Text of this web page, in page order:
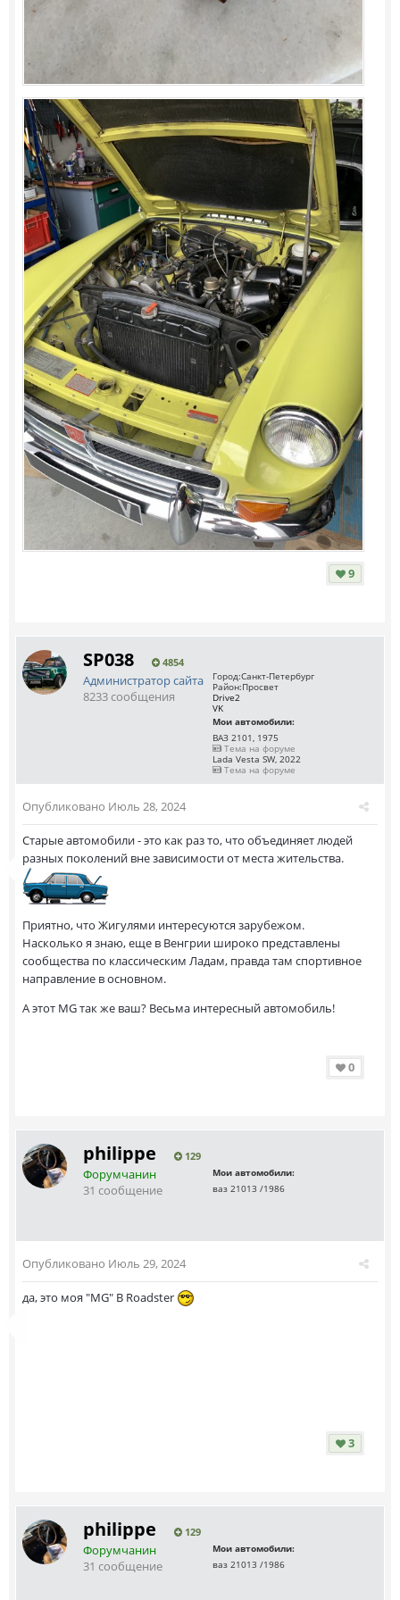
9
SP038 4854
Администратор сайта
8233 сообщения
Город:Санкт-Петербург
Район:Просвет
Drive2
VK
Мои автомобили:
ВАЗ 2101, 1975
Тема на форуме
Lada Vesta SW, 2022
Тема на форуме
Опубликовано Июль 28, 2024
Старые автомобили - это как раз то, что объединяет людей
разных поколений вне зависимости от места жительства.
Приятно, что Жигулями интересуются зарубежом.
Насколько я знаю, еще в Венгрии широко представлены
сообщества по классическим Ладам, правда там спортивное
направление в основном.
А этот MG так же ваш? Весьма интересный автомобиль!
0
philippe 129
Форумчанин
31 сообщение
Мои автомобили:
ваз 21013 /1986
Опубликовано Июль 29, 2024
да, это моя "MG" B Roadster
3
philippe 129
Форумчанин
31 сообщение
Мои автомобили:
ваз 21013 /1986